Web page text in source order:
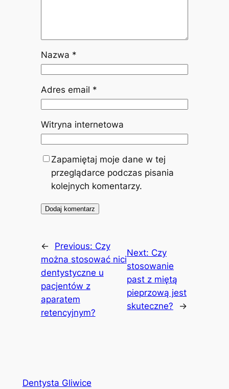
Nazwa *
Adres email *
Witryna internetowa
Zapamiętaj moje dane w tej
przeglądarce podczas pisania
kolejnych komentarzy.
← Previous: Czy
można stosować nici
dentystyczne u
pacjentów z
aparatem
retencyjnym?
Next: Czy
stosowanie
past z miętą
pieprzową jest
skuteczne?
→
Dentysta Gliwice